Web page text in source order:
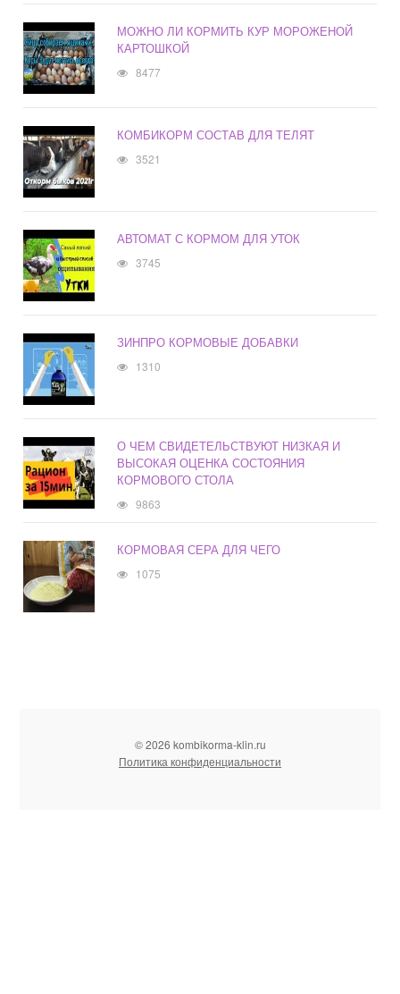
МОЖНО ЛИ КОРМИТЬ КУР МОРОЖЕНОЙ
КАРТОШКОЙ
8477
КОМБИКОРМ СОСТАВ ДЛЯ ТЕЛЯТ
3521
АВТОМАТ С КОРМОМ ДЛЯ УТОК
3745
ЗИНПРО КОРМОВЫЕ ДОБАВКИ
1310
О ЧЕМ СВИДЕТЕЛЬСТВУЮТ НИЗКАЯ И
ВЫСОКАЯ ОЦЕНКА СОСТОЯНИЯ
КОРМОВОГО СТОЛА
9863
КОРМОВАЯ СЕРА ДЛЯ ЧЕГО
1075
© 2026 kombikorma-klin.ru
Политика конфиденциальности